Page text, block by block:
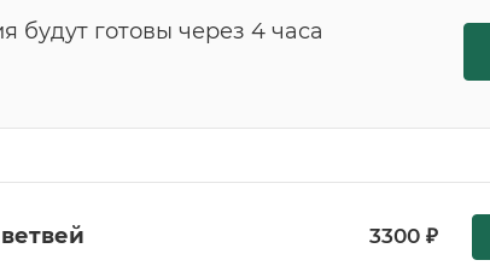
будут готовы через 4 часа
3300 ₽